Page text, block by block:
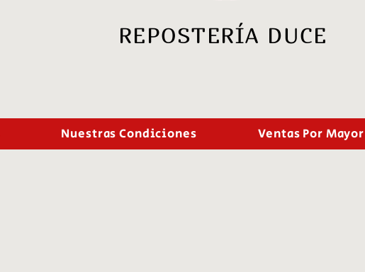
REPOSTERÍA DUCE
Nuestras Condiciones Ventas Por Mayor